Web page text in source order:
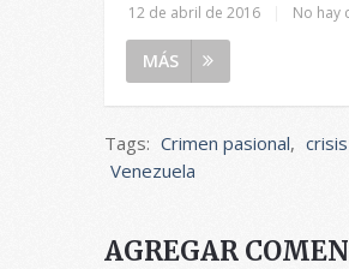
12 de abril de 2016 No hay
MÁS
Tags: Crimen pasional,
Venezuela
AGREGAR